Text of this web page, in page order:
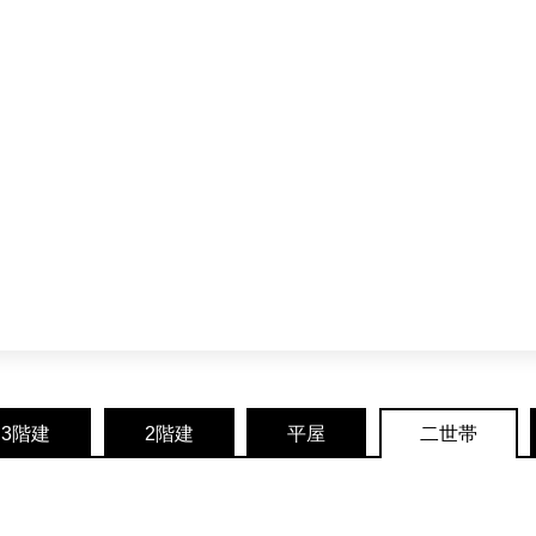
3階建 2階建 平屋 二世帯